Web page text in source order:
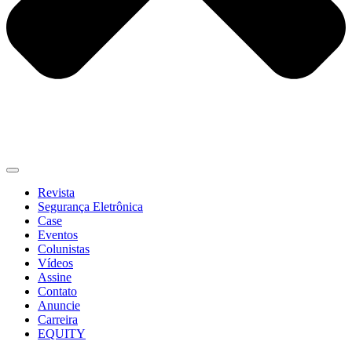
Revista
Segurança Eletrônica
Case
Eventos
Colunistas
Vídeos
Assine
Contato
Anuncie
Carreira
EQUITY